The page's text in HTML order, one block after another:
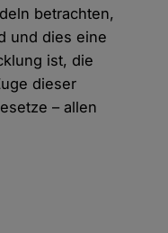
betrachten,
und dies eine
ist, die
dieser
– allen